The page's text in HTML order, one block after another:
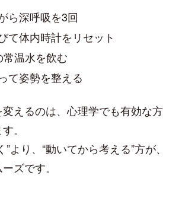
ら深呼吸を3回
て体内時計をリセット
温水を飲む
て姿勢を整える
えるのは、心理学でも有効な方
。
より、“動いてから考える”方が、
ズです。